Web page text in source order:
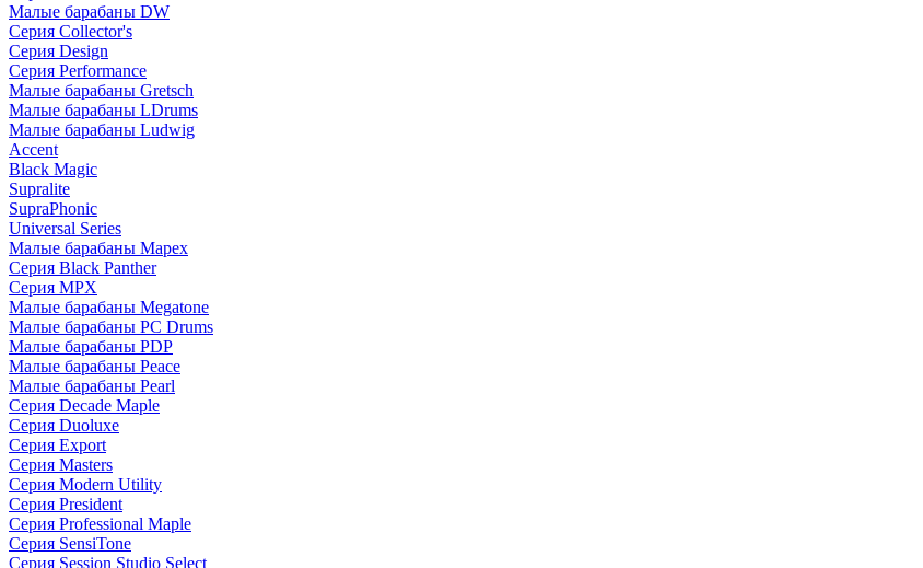
Малые барабаны DW
Серия Collector's
Серия Design
Серия Performance
Малые барабаны Gretsch
Малые барабаны LDrums
Малые барабаны Ludwig
Accent
Black Magic
Supralite
SupraPhonic
Universal Series
Малые барабаны Mapex
Серия Black Panther
Серия MPX
Малые барабаны Megatone
Малые барабаны PC Drums
Малые барабаны PDP
Малые барабаны Peace
Малые барабаны Pearl
Серия Decade Maple
Серия Duoluxe
Серия Export
Серия Masters
Серия Modern Utility
Серия President
Серия Professional Maple
Серия SensiTone
Серия Session Studio Select